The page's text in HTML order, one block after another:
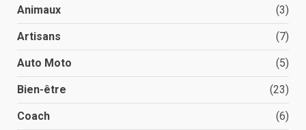
Animaux (3)
Artisans (7)
Auto Moto (5)
Bien-être (23)
Coach (6)